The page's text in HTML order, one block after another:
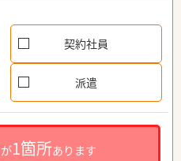
契約社員
派遣
1箇所あります